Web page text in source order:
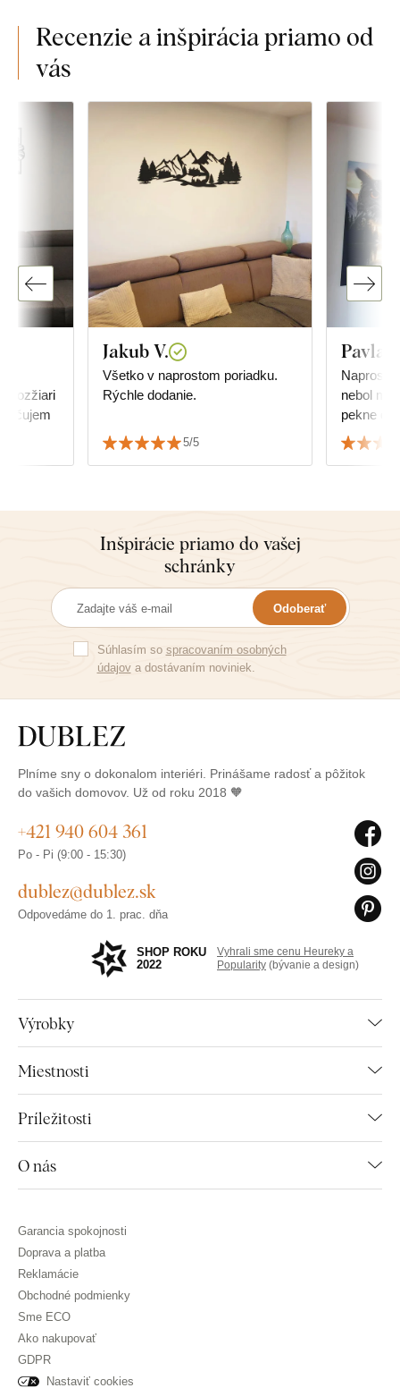
Recenzie a inšpirácia priamo od
vás
rozžiari
Jakub V.
Všetko v naprostom poriadku.
Rýchle dodanie.
5/5
Pavla
Naprosto
nebol
pekne
Inšpirácie priamo do vašej
schránky
Odoberať
Súhlasím so spracovaním osobných
údajova dostávaním noviniek.
Plníme sny o dokonalom interiéri. Prinášame radosť a pôžitok
do vašich domovov. Už od roku 2018 🧡
Výrobky
Miestnosti
Príležitosti
O nás
+421 940 604 361
Po - Pi (9:00 - 15:30)
dublez@dublez.sk
Odpovedáme do 1. prac. dňa
SHOP ROKU
2022
Vyhrali sme cenu Heureky a
Popularity (bývanie a design)
Garancia spokojnosti
Doprava a platba
Reklamácie
Obchodné podmienky
Sme ECO
Ako nakupovať
GDPR
Nastaviť cookies